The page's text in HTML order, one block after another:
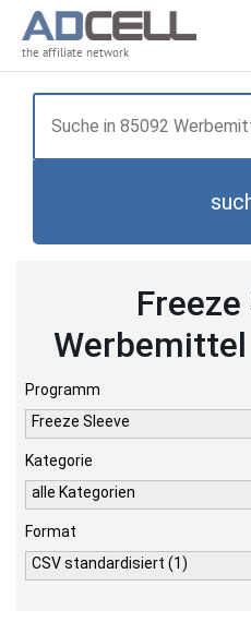
the affiliate network
Werbemittel
Programm
Freeze Sleeve
Kategorie
alle Kategorien
Format
CSV standardisiert (1)